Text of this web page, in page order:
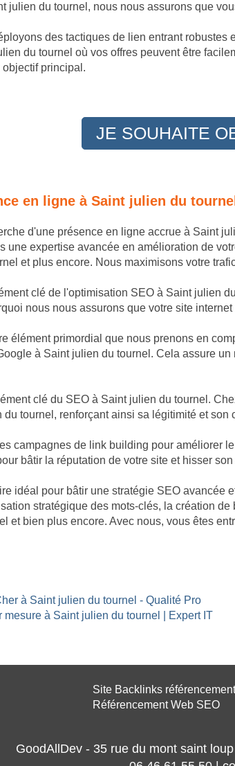
julien du tournel, nous nous assurons que
des tactiques de lien entrant
du tournel où vos offres peuvent être
principal.
JE SOUHAITE
en ligne à Saint julien du
d'une présence en ligne accrue à Saint
une expertise avancée en amélioration de
et plus encore. Nous maximisons votre
clé de l'optimisation SEO à Saint julien
nous nous assurons que votre site
élément primordial que nous prenons en
à Saint julien du tournel. Cela assure
clé du SEO à Saint julien du tournel.
tournel, renforçant ainsi sa légitimité et son
campagnes de link building pour améliorer
bâtir la réputation de votre site et hisser
idéal pour bâtir une stratégie SEO
stratégique des mots-clés, la création
et bien plus encore. Avec nous, vous êtes
à Saint julien du tournel - Qualité Pro
à Saint julien du tournel | Expert IT
Site Backlinks
Référencement Web SEO
GoodAllDev - 35 rue du mont saint